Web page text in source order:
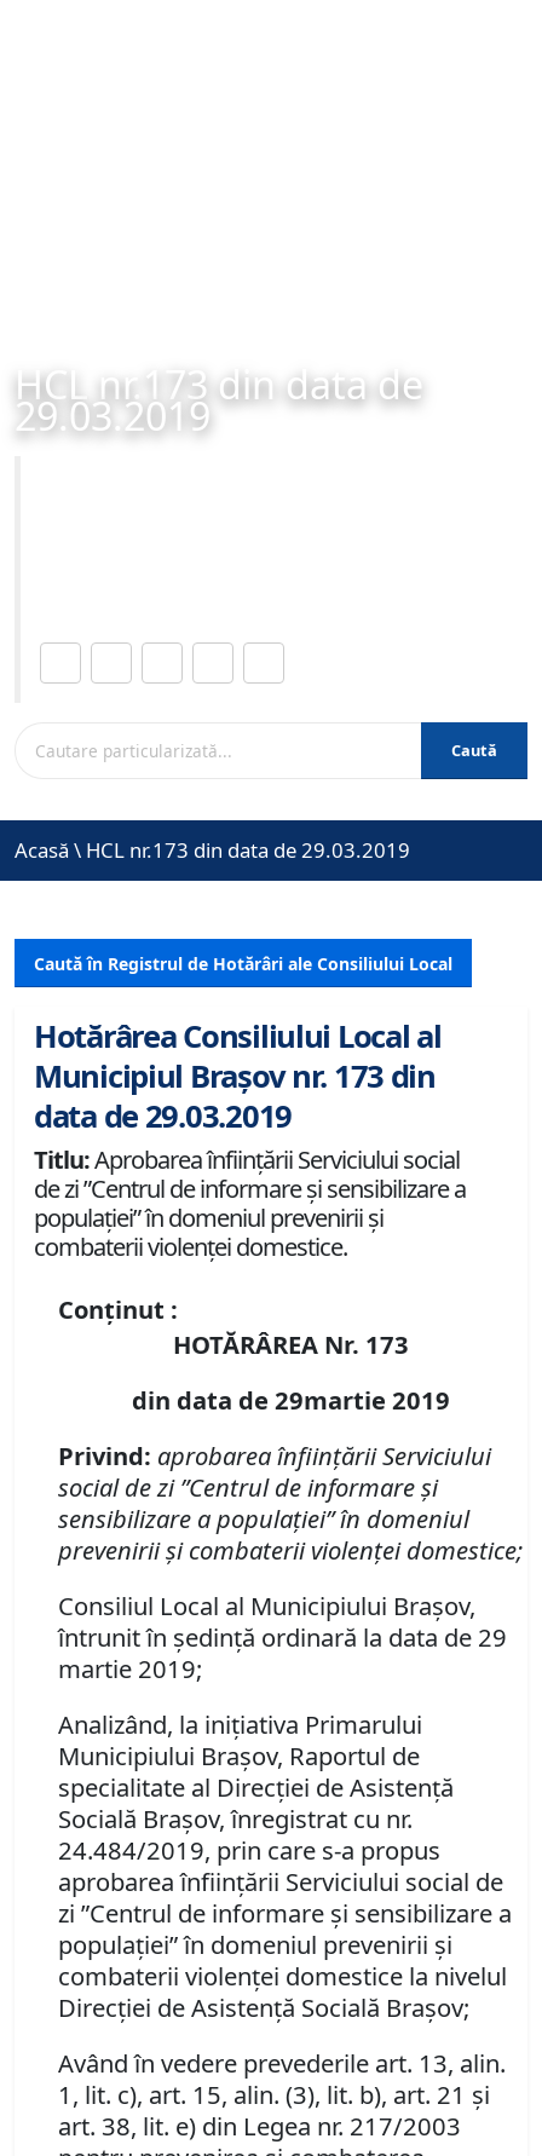
HCL nr.173 din data de
29.03.2019
Caută
Acasă \ HCL nr.173 din data de 29.03.2019
Caută în Registrul de Hotărâri ale Consiliului Local
Hotărârea Consiliului Local al
Municipiul Brașov nr. 173 din
data de 29.03.2019
Titlu:Aprobarea înfiinţării Serviciului social
de zi ”Centrul de informare şi sensibilizare a
populaţiei” în domeniul prevenirii şi
combaterii violenţei domestice.
Conținut :
HOTĂRÂREA Nr. 173
din data de 29martie 2019
Privind: aprobareaînfiinţării Serviciului
social de zi ”Centrul de informare şi
sensibilizare a populaţiei” în domeniul
prevenirii şi combaterii violenţei domestice;
Consiliul Local al Municipiului Braşov,
întrunit în şedinţă ordinară la data de 29
martie 2019;
Analizând, la iniţiativa Primarului
Municipiului Braşov, Raportul de
specialitate al Direcţiei de Asistenţă
Socială Braşov, înregistrat cu nr.
24.484/2019, prin care s-a propus
aprobarea înfiinţării Serviciului social de
zi ”Centrul de informare şi sensibilizare a
populaţiei” în domeniul prevenirii şi
combaterii violenţei domestice la nivelul
Direcţiei de Asistenţă Socială Braşov;
Având în vedere prevederile art. 13, alin.
1, lit. c), art. 15, alin. (3), lit. b), art. 21 şi
art. 38, lit. e) din Legea nr. 217/2003